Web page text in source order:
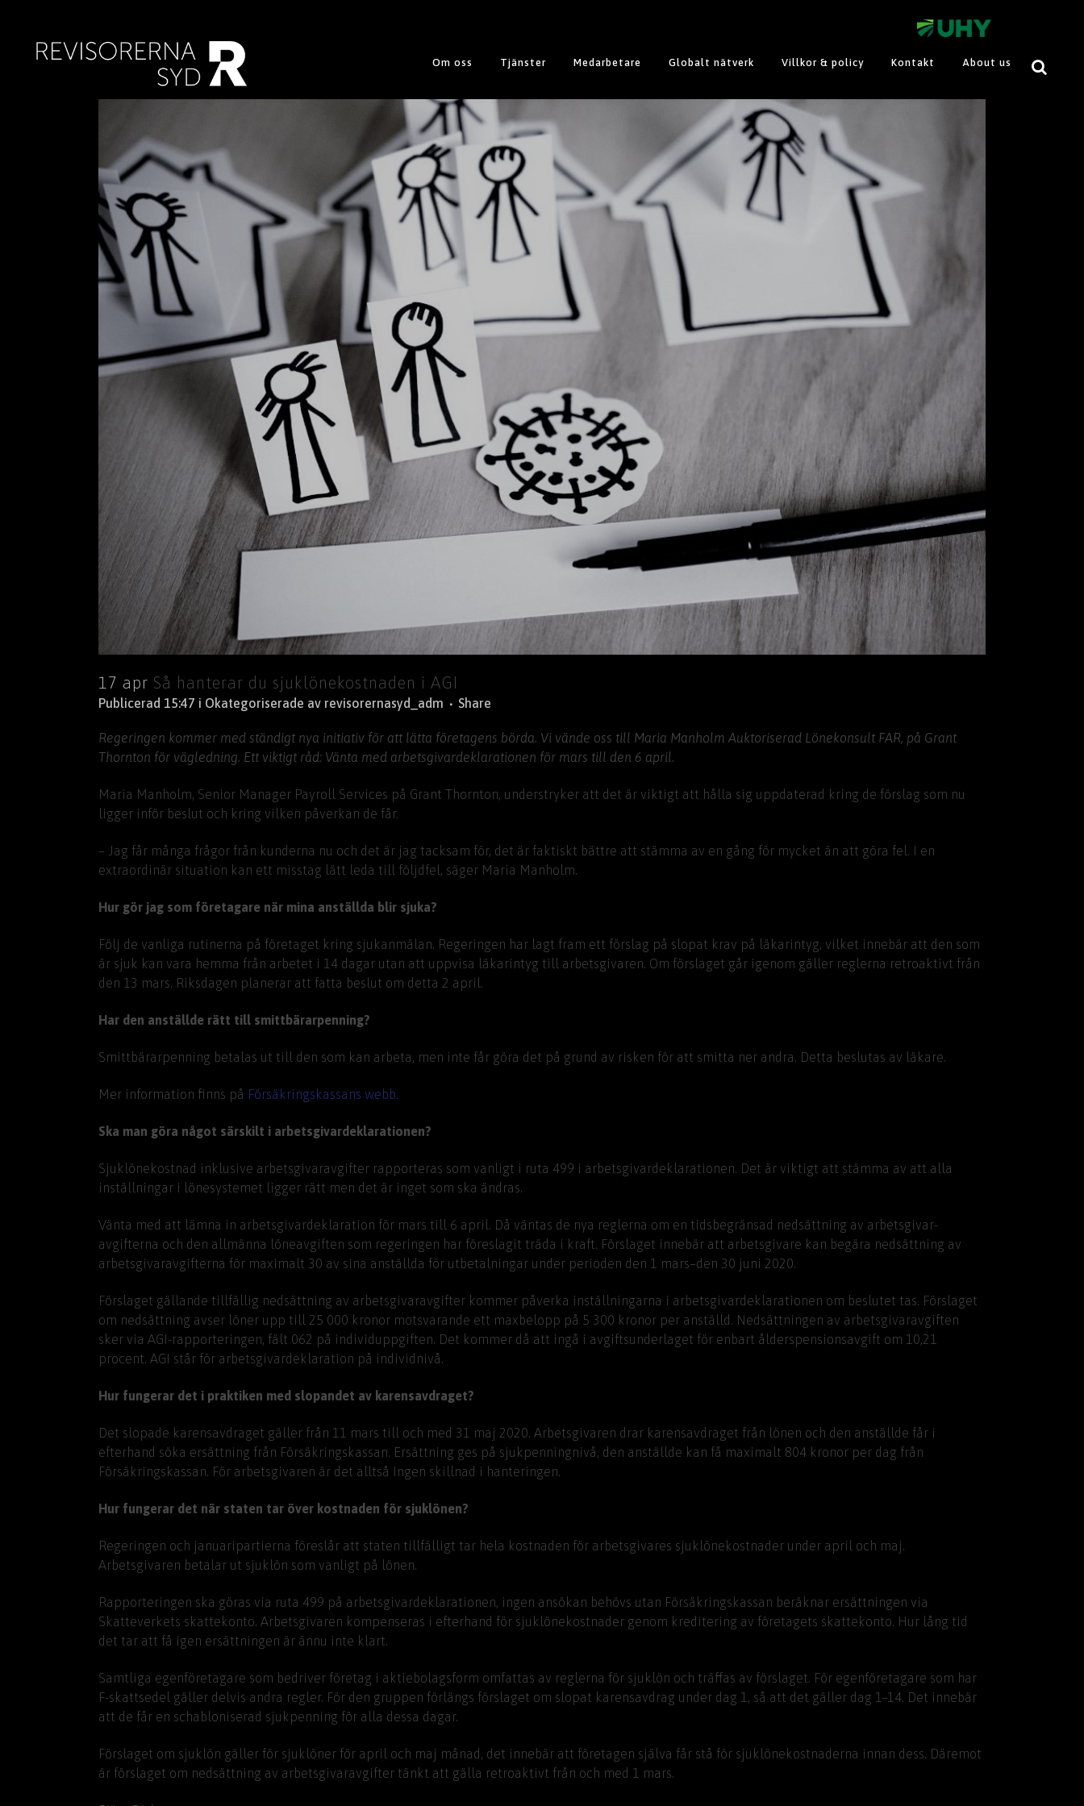
Om oss Tjänster Medarbetare Globalt nätverk Villkor & policy Kontakt About us
17 apr Så hanterar du sjuklönekostnaden i AGI
Publicerad 15:47 i Okategoriserade av revisorernasyd_adm Share
Regeringen kommer med ständigt nya initiativ för att lätta företagens börda. Vi vände oss till Maria Manholm Auktoriserad Lönekonsult FAR, på Grant
Thornton för vägledning. Ett viktigt råd: Vänta med arbetsgivardeklarationen för mars till den 6 april.
Maria Manholm, Senior Manager Payroll Services på Grant Thornton, understryker att det är viktigt att hålla sig uppdaterad kring de förslag som nu
ligger inför beslut och kring vilken påverkan de får.
– Jag får många frågor från kunderna nu och det är jag tacksam för, det är faktiskt bättre att stämma av en gång för mycket än att göra fel. I en
extraordinär situation kan ett misstag lätt leda till följdfel, säger Maria Manholm.
Hur gör jag som företagare när mina anställda blir sjuka?
Följ de vanliga rutinerna på företaget kring sjukanmälan. Regeringen har lagt fram ett förslag på slopat krav på läkarintyg, vilket innebär att den som
är sjuk kan vara hemma från arbetet i 14 dagar utan att uppvisa läkarintyg till arbetsgivaren. Om förslaget går igenom gäller reglerna retroaktivt från
den 13 mars. Riksdagen planerar att fatta beslut om detta 2 april.
Har den anställde rätt till smittbärarpenning?
Smittbärarpenning betalas ut till den som kan arbeta, men inte får göra det på grund av risken för att smitta ner andra. Detta beslutas av läkare.
Mer information finns på Försäkringskassans webb.
Ska man göra något särskilt i arbetsgivardeklarationen?
Sjuklönekostnad inklusive arbetsgivaravgifter rapporteras som vanligt i ruta 499 i arbetsgivardeklarationen. Det är viktigt att stämma av att alla
inställningar i lönesystemet ligger rätt men det är inget som ska ändras.
Vänta med att lämna in arbetsgivardeklaration för mars till 6 april. Då väntas de nya reglerna om en tidsbegränsad nedsättning av arbetsgivar­
avgifterna och den allmänna löneavgiften som regeringen har föreslagit träda i kraft. Förslaget innebär att arbetsgivare kan begära nedsättning av
arbetsgivaravgifterna för maximalt 30 av sina anställda för utbetalningar under perioden den 1 mars–den 30 juni 2020.
Förslaget gällande tillfällig nedsättning av arbetsgivaravgifter kommer påverka inställningarna i arbetsgivardeklarationen om beslutet tas. Förslaget
om nedsättning avser löner upp till 25 000 kronor motsvarande ett maxbelopp på 5 300 kronor per anställd. Nedsättningen av arbetsgivaravgiften
sker via AGI-rapporteringen, fält 062 på individuppgiften. Det kommer då att ingå i avgiftsunderlaget för enbart ålderspensionsavgift om 10,21
procent. AGI står för arbetsgivardeklaration på individnivå.
Hur fungerar det i praktiken med slopandet av karensavdraget?
Det slopade karensavdraget gäller från 11 mars till och med 31 maj 2020. Arbetsgivaren drar karensavdraget från lönen och den anställde får i
efterhand söka ersättning från Försäkringskassan. Ersättning ges på sjukpenningnivå, den anställde kan få maximalt 804 kronor per dag från
Försäkringskassan. För arbetsgivaren är det alltså Ingen skillnad i hanteringen.
Hur fungerar det när staten tar över kostnaden för sjuklönen?
Regeringen och januaripartierna föreslår att staten tillfälligt tar hela kostnaden för arbetsgivares sjuklönekostnader under april och maj.
Arbetsgivaren betalar ut sjuklön som vanligt på lönen.
Rapporteringen ska göras via ruta 499 på arbetsgivardeklarationen, ingen ansökan behövs utan Försäkringskassan beräknar ersättningen via
Skatteverkets skattekonto. Arbetsgivaren kompenseras i efterhand för sjuklönekostnader genom kreditering av företagets skattekonto. Hur lång tid
det tar att få igen ersättningen är ännu inte klart.
Samtliga egenföretagare som bedriver företag i aktiebolagsform omfattas av reglerna för sjuklön och träffas av förslaget. För egenföretagare som har
F-skattsedel gäller delvis andra regler. För den gruppen förlängs förslaget om slopat karensavdrag under dag 1, så att det gäller dag 1–14. Det innebär
att de får en schabloniserad sjukpenning för alla dessa dagar.
Förslaget om sjuklön gäller för sjuklöner för april och maj månad, det innebär att företagen själva får stå för sjuklönekostnaderna innan dess. Däremot
är förslaget om nedsättning av arbetsgivaravgifter tänkt att gälla retroaktivt från och med 1 mars.